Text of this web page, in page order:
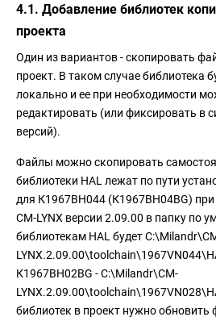
4.1. Добавление библиотек
проекта
Один из вариантов - скопировать
проект. В таком случае библиотека
локально и ее при необходимости
редактировать (или фиксировать в
версий).
Файлы можно скопировать
библиотеки HAL лежат по пути
для К1967ВН044 (К1967ВН04BG) при
CM-LYNX версии 2.09.00 в папку по
библиотекам HAL будет
К1967ВН02BG - C:\Milandr\CM-
библиотек в проект нужно